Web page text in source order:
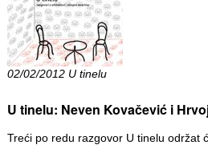
02/02/2012 U tinelu
U tinelu: Neven Kovačević i
Treći po redu razgovor U tinelu održat